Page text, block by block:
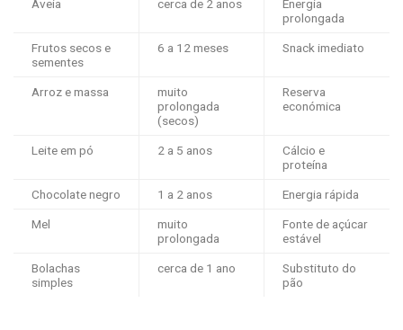
Aveia cerca de 2 anos
Energia
prolongada
Frutos secos e
sementes
6 a 12 meses Snack imediato
Arroz e massa
muito
prolongada
(secos)
Reserva
económica
Leite em pó 2 a 5 anos
Cálcio e
proteína
Chocolate negro 1 a 2 anos Energia rápida
Mel
muito
prolongada
Fonte de açúcar
estável
Bolachas
simples
cerca de 1 ano
Substituto do
pão